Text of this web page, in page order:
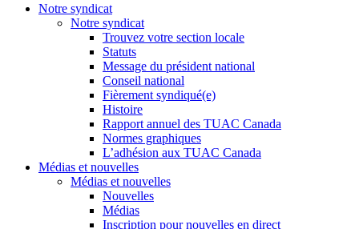
Notre syndicat
Notre syndicat
Trouvez votre section locale
Statuts
Message du président national
Conseil national
Fièrement syndiqué(e)
Histoire
Rapport annuel des TUAC Canada
Normes graphiques
L’adhésion aux TUAC Canada
Médias et nouvelles
Médias et nouvelles
Nouvelles
Médias
Inscription pour nouvelles en direct